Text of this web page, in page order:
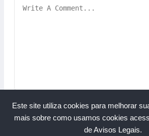
Este site utiliza cookies para melhorar
mais sobre como usamos cookies
de Avisos Legais.